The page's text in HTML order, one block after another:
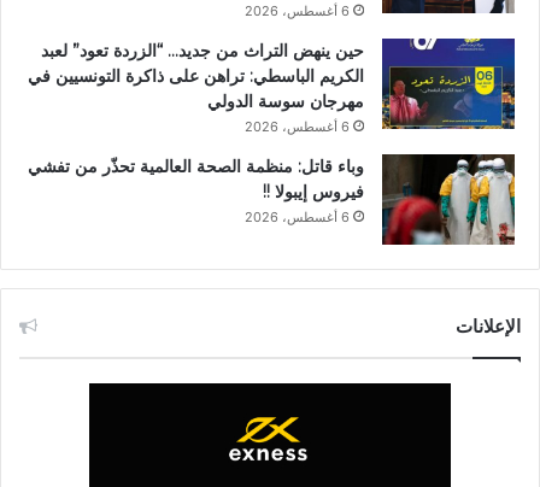
6 أغسطس، 2026
حين ينهض التراث من جديد… “الزردة تعود” لعبد
الكريم الباسطي: تراهن على ذاكرة التونسيين في
مهرجان سوسة الدولي
6 أغسطس، 2026
وباء قاتل: منظمة الصحة العالمية تحذّر من تفشي
فيروس إيبولا !!
6 أغسطس، 2026
الإعلانات